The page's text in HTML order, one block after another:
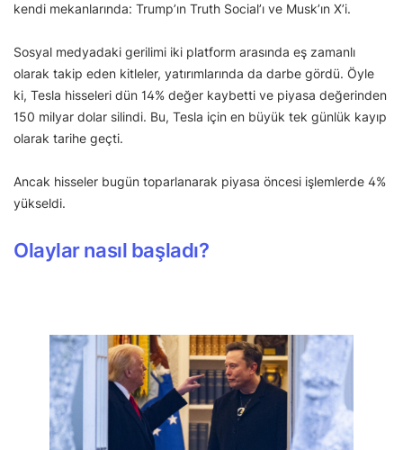
kendi mekanlarında: Trump’ın Truth Social’ı ve Musk’ın X’i.
Sosyal medyadaki gerilimi iki platform arasında eş zamanlı
olarak takip eden kitleler, yatırımlarında da darbe gördü. Öyle
ki, Tesla hisseleri dün 14% değer kaybetti ve piyasa değerinden
150 milyar dolar silindi. Bu, Tesla için en büyük tek günlük kayıp
olarak tarihe geçti.
Ancak hisseler bugün toparlanarak piyasa öncesi işlemlerde 4%
yükseldi.
Olaylar nasıl başladı?